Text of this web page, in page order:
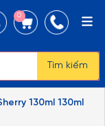
Tìm kiếm
0
130ml 130ml